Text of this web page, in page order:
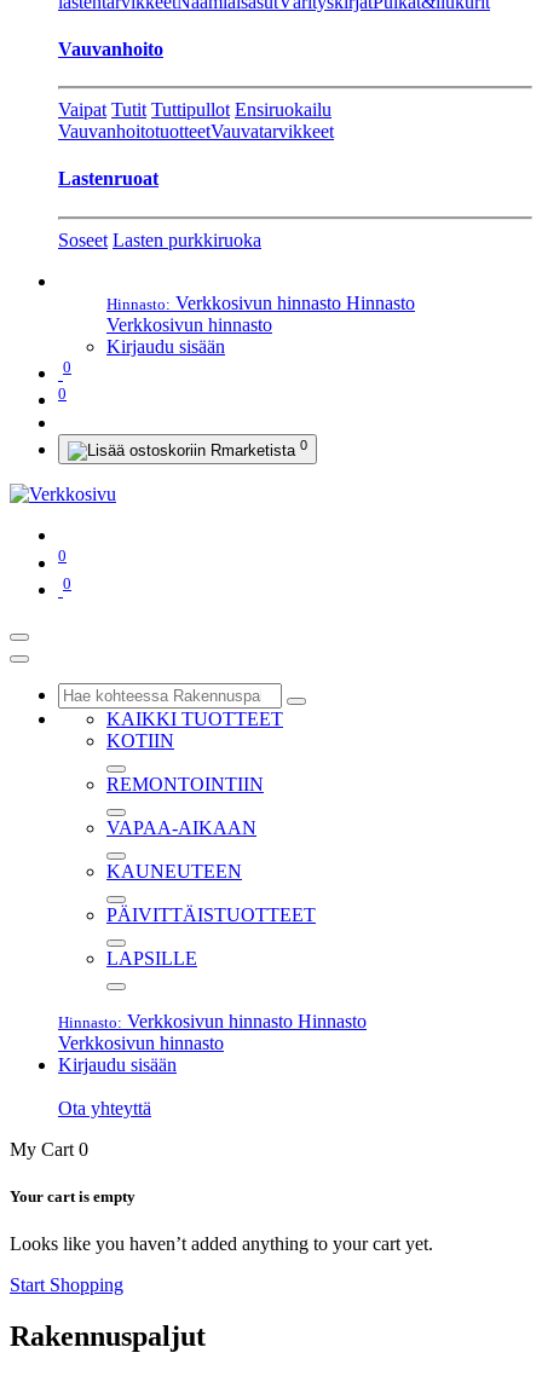
Vauvanhoito
Vaipat Tutit Tuttipullot Ensiruokailu
VauvanhoitotuotteetVauvatarvikkeet
Lastenruoat
Soseet Lasten purkkiruoka
Hinnasto: Verkkosivun hinnasto Hinnasto
Verkkosivun hinnasto
Kirjaudu sisään
0
0
0
0
0
KAIKKI TUOTTEET
KOTIIN
REMONTOINTIIN
VAPAA-AIKAAN
KAUNEUTEEN
PÄIVITTÄISTUOTTEET
LAPSILLE
Hinnasto: Verkkosivun hinnasto Hinnasto
Verkkosivun hinnasto
Kirjaudu sisään
Ota yhteyttä
My Cart 0
Your cart is empty
Looks like you haven’t added anything to your cart yet.
Start Shopping
Rakennuspaljut